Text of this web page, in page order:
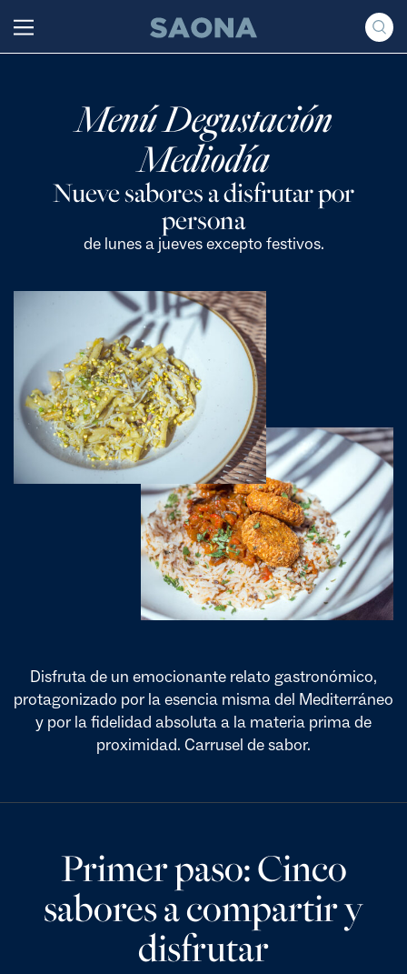
Grupo Saona
Menú Degustación
Mediodía
Nueve sabores a disfrutar por
persona
de lunes a jueves excepto festivos.
Disfruta de un emocionante relato gastronómico,
protagonizado por la esencia misma del Mediterráneo
y por la fidelidad absoluta a la materia prima de
proximidad. Carrusel de sabor.
Primer paso: Cinco
sabores a compartir y
disfrutar